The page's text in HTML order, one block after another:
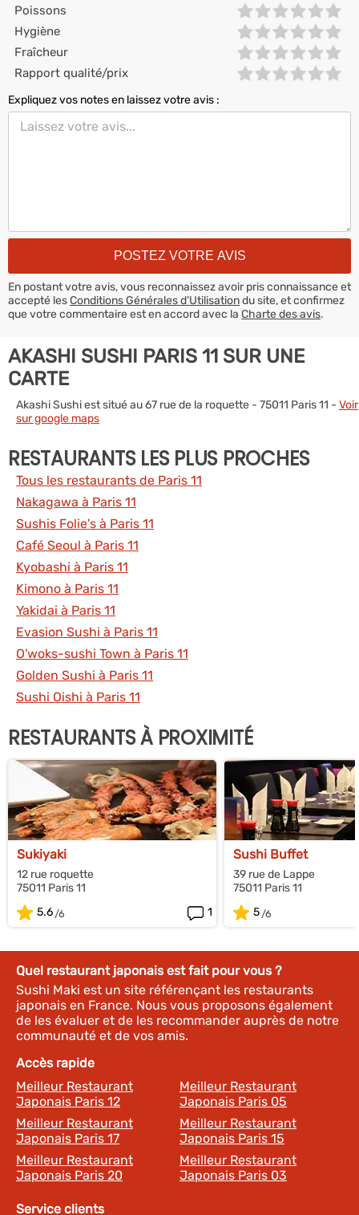
Poissons
Hygiène
Fraîcheur
Rapport qualité/prix
Expliquez vos notes en laissez votre avis :
En postant votre avis, vous reconnaissez avoir pris connaissance et
accepté lesConditions Générales d’Utilisationdu site, et confirmez
que votre commentaire est en accord avec la Charte des avis.
AKASHI SUSHI PARIS 11 SUR UNE
CARTE
Akashi Sushi est situé au 67 rue de la roquette - 75011 Paris 11 - Voir
sur google maps
RESTAURANTS LES PLUS PROCHES
Tous les restaurants de Paris 11
Nakagawa à Paris 11
Sushis Folie's à Paris 11
Café Seoul à Paris 11
Kyobashi à Paris 11
Kimono à Paris 11
Yakidai à Paris 11
Evasion Sushi à Paris 11
O'woks-sushi Town à Paris 11
Golden Sushi à Paris 11
Sushi Oishi à Paris 11
RESTAURANTS À PROXIMITÉ
Sukiyaki
12 rue roquette
75011 Paris 11
5.6
1
Sushi Buffet
39 rue de Lappe
75011 Paris 11
5
Quel restaurant japonais est fait pour vous ?
Sushi Maki est un site référençant les restaurants
japonais en France. Nous vous proposons également
de les évaluer et de les recommander auprès de notre
communauté et de vos amis.
Accès rapide
Meilleur Restaurant
Japonais Paris 12
Meilleur Restaurant
Japonais Paris 05
Meilleur Restaurant
Japonais Paris 17
Meilleur Restaurant
Japonais Paris 15
Meilleur Restaurant
Japonais Paris 20
Meilleur Restaurant
Japonais Paris 03
Service clients